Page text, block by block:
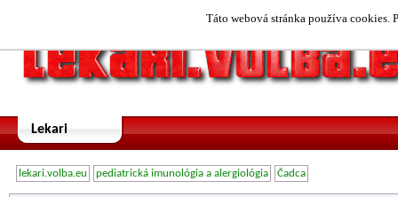
Táto webová stránka používa cookies.
Lekari
lekari.volba.eu pediatrická imunológia a alergiológia Čadca